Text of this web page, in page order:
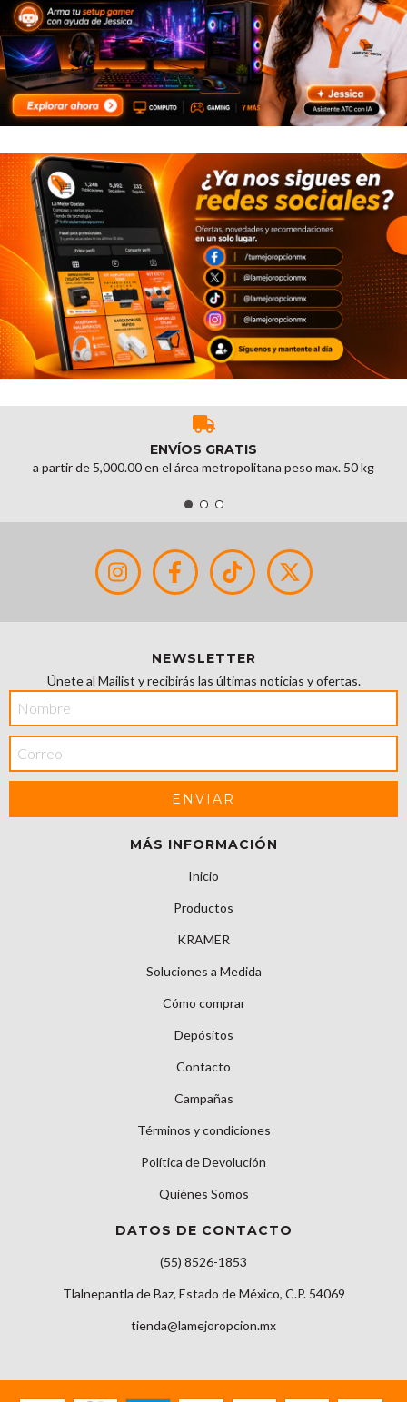
ENVÍOS GRATIS
a partir de 5,000.00 en el área metropolitana peso max. 50 kg
NEWSLETTER
Únete al Mailist y recibirás las últimas noticias y ofertas.
MÁS INFORMACIÓN
Inicio
Productos
KRAMER
Soluciones a Medida
Cómo comprar
Depósitos
Contacto
Campañas
Términos y condiciones
Política de Devolución
Quiénes Somos
DATOS DE CONTACTO
(55) 8526-1853
Tlalnepantla de Baz, Estado de México, C.P. 54069
tienda@lamejoropcion.mx